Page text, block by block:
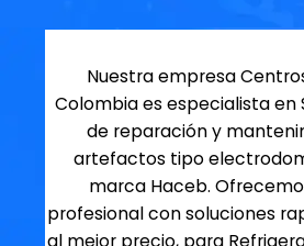
Nuestra empresa
Colombia es especialista en
de reparación y
artefactos tipo
marca Haceb.
profesional con soluciones